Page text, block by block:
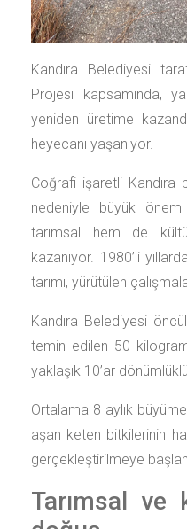
Kandıra Belediyesi
Projesi kapsamında,
yeniden üretime
heyecanı yaşanıyor.
Coğrafi işaretli Kandıra
nedeniyle büyük
tarımsal hem de
kazanıyor. 1980’li
tarımı, yürütülen
Kandıra Belediyesi
temin edilen 50
yaklaşık 10’ar
Ortalama 8 aylık
aşan keten bitkilerinin
gerçekleştirilmeye
Tarımsal ve